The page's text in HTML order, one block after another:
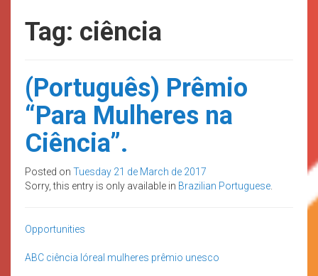
Tag: ciência
(Português) Prêmio
“Para Mulheres na
Ciência”.
Posted on Tuesday 21 de March de 2017
Sorry, this entry is only available in Brazilian Portuguese
Opportunities
ABC ciência lóreal mulheres prêmio unesco